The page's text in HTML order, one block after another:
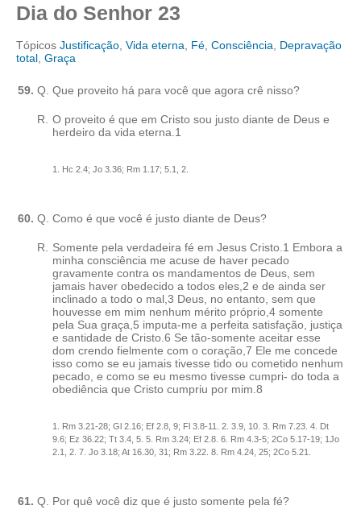
Dia do Senhor 23
Tópicos Justificação Vida eterna Fé Consciência
Depravação
total Graça
59. Q. Que proveito há para você que agora crê nisso?
R.
O proveito é que em Cristo sou justo diante de Deus e
herdeiro da vida eterna.1
1. Hc 2.4; Jo 3.36; Rm 1.17; 5.1, 2.
60. Q. Como é que você é justo diante de Deus?
R.
Somente pela verdadeira fé em Jesus Cristo.1 Embora a
minha consciência me acuse de haver pecado
gravamente contra os mandamentos de Deus, sem
jamais haver obedecido a todos eles,2 e de ainda ser
inclinado a todo o mal,3 Deus, no entanto, sem que
houvesse em mim nenhum mérito próprio,4 somente
pela Sua graça,5 imputa-me a perfeita satisfação, justiça
e santidade de Cristo.6 Se tão-somente aceitar esse
dom crendo fielmente com o coração,7 Ele me concede
isso como se eu jamais tivesse tido ou cometido nenhum
pecado, e como se eu mesmo tivesse cumpri- do toda a
obediência que Cristo cumpriu por mim.8
1. Rm 3.21-28; Gl 2.16; Ef 2.8, 9; Fl 3.8-11. 2. 3.9, 10. 3. Rm 7.23. 4. Dt
9.6; Ez 36.22; Tt 3.4, 5. 5. Rm 3.24; Ef 2.8. 6. Rm 4.3-5; 2Co 5.17-19; 1Jo
2.1, 2. 7. Jo 3.18; At 16.30, 31; Rm 3.22. 8. Rm 4.24, 25; 2Co 5.21.
61. Q. Por quê você diz que é justo somente pela fé?